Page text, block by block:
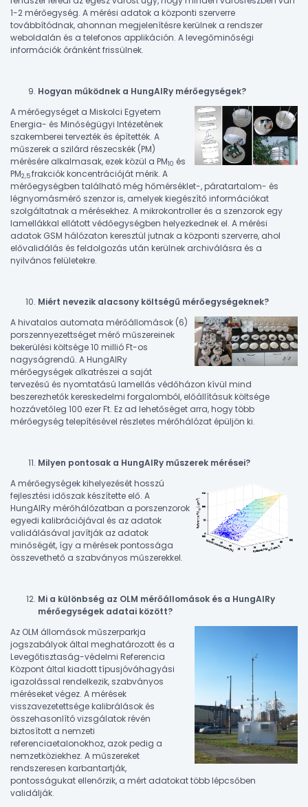
1-2 mérőegység. A mérési adatok a központi szerverre
továbbítódnak, ahonnan megjelenítésre kerülnek a rendszer
weboldalán és a telefonos applikáción. A levegőminőségi
információk óránként frissülnek.
Hogyan működnek a HungAIRy mérőegységek?
A mérőegységet a Miskolci Egyetem
Energia- és Minőségügyi Intézetének
szakemberei tervezték és építették. A
műszerek a szilárd részecskék (PM)
mérésére alkalmasak, ezek közül a PM10 és
PM2,5frakciók koncentrációját mérik. A
mérőegységben található még hőmérséklet-, páratartalom- és
légnyomásmérő szenzor is, amelyek kiegészítő információkat
szolgáltatnak a mérésekhez. A mikrokontroller és a szenzorok egy
lamellákkal ellátott védőegységben helyezkednek el. A mérési
adatok GSM hálózaton keresztül jutnak a központi szerverre, ahol
elővalidálás és feldolgozás után kerülnek archiválásra és a
nyilvános felületekre.
Miért nevezik alacsony költségű mérőegységeknek?
A hivatalos automata mérőállomások (6)
porszennyezettséget mérő műszereinek
bekerülési költsége 10 millió Ft-os
nagyságrendű. A HungAIRy
mérőegységek alkatrészei a saját
tervezésű és nyomtatású lamellás védőházon kívül mind
beszerezhetők kereskedelmi forgalomból, előállításuk költsége
hozzávetőleg 100 ezer Ft. Ez ad lehetőséget arra, hogy több
mérőegység telepítésével részletes mérőhálózat épüljön ki.
Milyen pontosak a HungAIRy műszerek mérései?
A mérőegységek kihelyezését hosszú
fejlesztési időszak készítette elő. A
HungAIRy mérőhálózatban a porszenzorok
egyedi kalibrációjával és az adatok
validálásával javítják az adatok
minőségét, így a mérések pontossága
összevethető a szabványos műszerekkel.
Mi a különbség az OLM mérőállomások és a HungAIRy
mérőegységek adatai között?
Az OLM állomások műszerparkja
jogszabályok által meghatározott és a
Levegőtisztaság-védelmi Referencia
Központ által kiadott típusjóváhagyási
igazolással rendelkezik, szabványos
méréseket végez. A mérések
visszavezetettsége kalibrálások és
összehasonlító vizsgálatok révén
biztosított a nemzeti
referenciaetalonokhoz, azok pedig a
nemzetköziekhez. A műszereket
rendszeresen karbantartják,
pontosságukat ellenőrzik, a mért adatokat több lépcsőben
validálják.